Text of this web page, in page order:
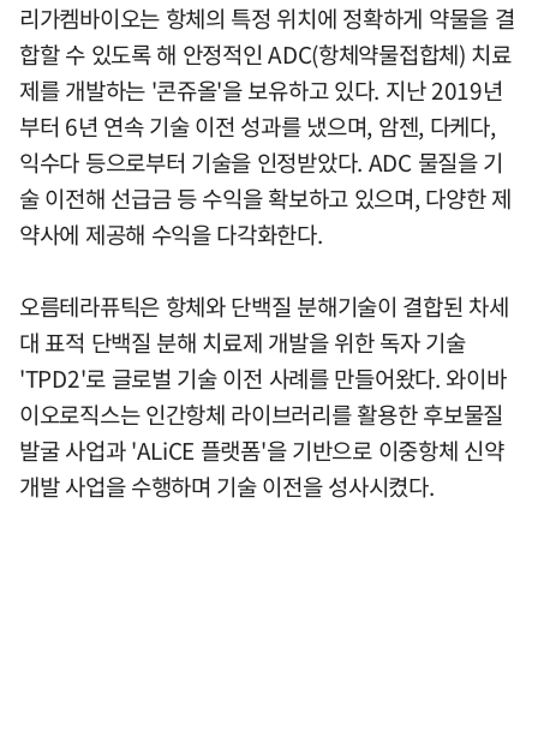
리가켐바이오는 항체의 특정 위치에 정확하게 약물을 결
합할 수 있도록 해 안정적인 ADC(항체약물접합체) 치료
제를 개발하는 '콘쥬올'을 보유하고 있다. 지난 2019년
부터 6년 연속 기술 이전 성과를 냈으며, 암젠, 다케다,
익수다 등으로부터 기술을 인정받았다. ADC 물질을 기
술 이전해 선급금 등 수익을 확보하고 있으며, 다양한 제
약사에 제공해 수익을 다각화한다.
오름테라퓨틱은 항체와 단백질 분해기술이 결합된 차세
대 표적 단백질 분해 치료제 개발을 위한 독자 기술
'TPD2'로 글로벌 기술 이전 사례를 만들어왔다. 와이바
이오로직스는 인간항체 라이브러리를 활용한 후보물질
발굴 사업과 'ALiCE 플랫폼'을 기반으로 이중항체 신약
개발 사업을 수행하며 기술 이전을 성사시켰다.